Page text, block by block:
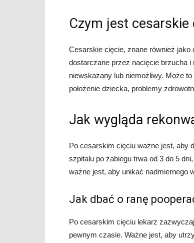
Czym jest cesarskie
Cesarskie cięcie, znane również
dostarczane przez nacięcie brzucha
niewskazany lub niemożliwy. Może
położenie dziecka, problemy
Jak wygląda
Po cesarskim cięciu ważne jest, aby
szpitalu po zabiegu trwa od 3 do 5
ważne jest, aby unikać nadmiernego
Jak dbać o ranę
Po cesarskim cięciu lekarz
pewnym czasie. Ważne jest, aby